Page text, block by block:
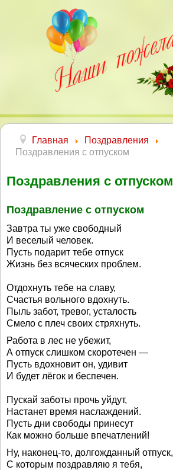
Главная
Поздравления
Поздравления с отпуском
Поздравления с отпуском
Поздравление с отпуском
Завтра ты уже свободный
И веселый человек.
Пусть подарит тебе отпуск
Жизнь без всяческих проблем.
Отдохнуть тебе на славу,
Счастья вольного вдохнуть.
Пыль забот, тревог, усталость
Смело с плеч своих стряхнуть.
Работа в лес не убежит,
А отпуск слишком скоротечен —
Пусть вдохновит он, удивит
И будет лёгок и беспечен.
Пускай заботы прочь уйдут,
Настанет время наслаждений.
Пусть дни свободы принесут
Как можно больше впечатлений!
Ну, наконец-то, долгожданный отпуск,
С которым поздравляю я тебя,